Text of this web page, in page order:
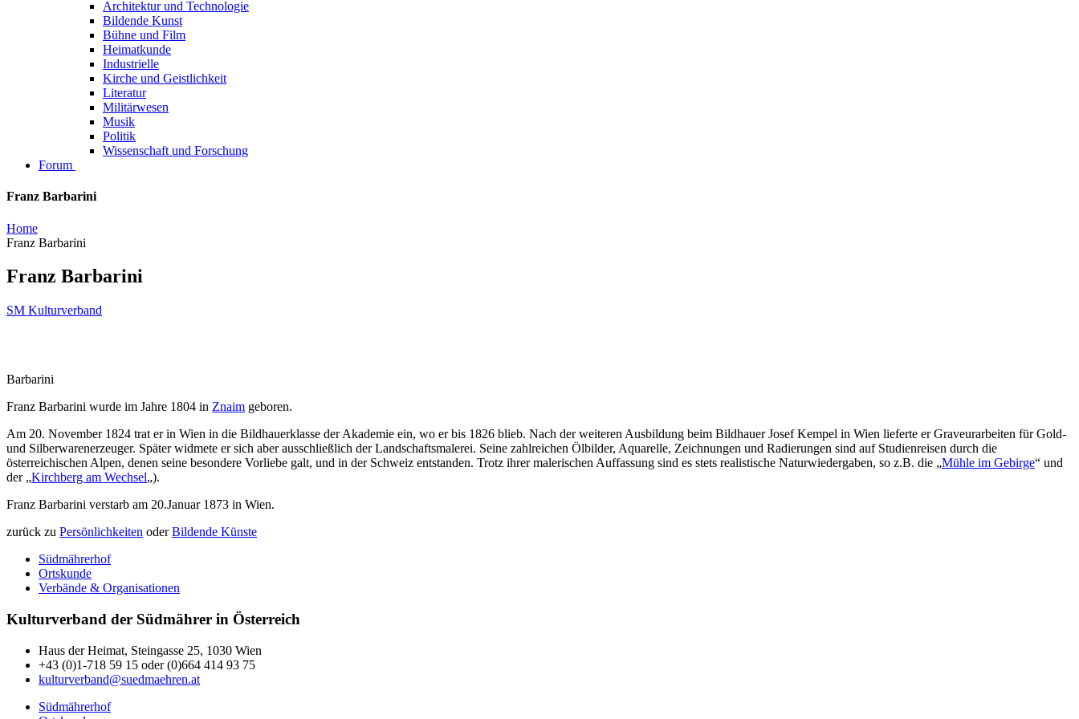
Architektur und Technologie
Bildende Kunst
Bühne und Film
Heimatkunde
Industrielle
Kirche und Geistlichkeit
Literatur
Militärwesen
Musik
Politik
Wissenschaft und Forschung
Forum
Franz Barbarini
Home
Franz Barbarini
Franz Barbarini
SM Kulturverband
Barbarini
Franz Barbarini wurde im Jahre 1804 in Znaim geboren.
Am 20. November 1824 trat er in Wien in die Bildhauerklasse der Akademie ein, wo er bis 1826 blieb. Nach der weiteren Ausbildung beim Bildhauer Josef Kempel in Wien lieferte er Graveurarbeiten für Gold-
und Silberwarenerzeuger. Später widmete er sich aber ausschließlich der Landschaftsmalerei. Seine zahlreichen Ölbilder, Aquarelle, Zeichnungen und Radierungen sind auf Studienreisen durch die
österreichischen Alpen, denen seine besondere Vorliebe galt, und in der Schweiz entstanden. Trotz ihrer malerischen Auffassung sind es stets realistische Naturwiedergaben, so z.B. die „Mühle im Gebirge“ und
der „Kirchberg am Wechsel„).
Franz Barbarini verstarb am 20.Januar 1873 in Wien.
zurück zu Persönlichkeiten oderBildende Künste
Südmährerhof
Ortskunde
Verbände & Organisationen
Kulturverband der Südmährer in Österreich
Haus der Heimat, Steingasse 25, 1030 Wien
+43 (0)1-718 59 15 oder (0)664 414 93 75
kulturverband@suedmaehren.at
Südmährerhof